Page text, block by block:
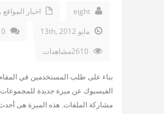
eight
اخبار
مايو 13th, 2012
0 تعليق
بناء على طلب المستخدمين في
الفيسبوك عن ميزة جديدة للمجموعات
مشاركة الملفات. هذه الميزة هى